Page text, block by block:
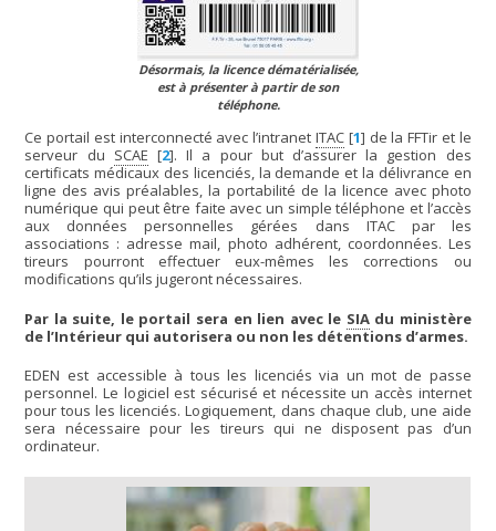
Désormais, la licence dématérialisée,
est à présenter à partir de son
téléphone.
Ce portail est interconnecté avec l’intranet ITAC [1] de la FFTir et le
serveur du SCAE [2]. Il a pour but d’assurer la gestion des
certificats médicaux des licenciés, la demande et la délivrance en
ligne des avis préalables, la portabilité de la licence avec photo
numérique qui peut être faite avec un simple téléphone et l’accès
aux données personnelles gérées dans ITAC par les
associations : adresse mail, photo adhérent, coordonnées. Les
tireurs pourront effectuer eux-mêmes les corrections ou
modifications qu’ils jugeront nécessaires.
Par la suite, le portail sera en lien avec le SIAdu ministère
de l’Intérieur qui autorisera ou non les détentions d’armes.
EDEN est accessible à tous les licenciés via un mot de passe
personnel. Le logiciel est sécurisé et nécessite un accès internet
pour tous les licenciés. Logiquement, dans chaque club, une aide
sera nécessaire pour les tireurs qui ne disposent pas d’un
ordinateur.